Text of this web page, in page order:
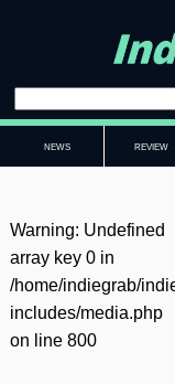
NEWS REVIEW
Warning: Undefined
array key 0 in
/home/indiegrab/
includes/media.php
on line 800